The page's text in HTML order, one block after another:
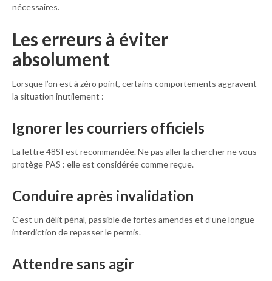
nécessaires.
Les erreurs à éviter
absolument
Lorsque l’on est à zéro point, certains comportements aggravent
la situation inutilement :
Ignorer les courriers officiels
La lettre 48SI est recommandée. Ne pas aller la chercher ne vous
protège PAS : elle est considérée comme reçue.
Conduire après invalidation
C’est un délit pénal, passible de fortes amendes et d’une longue
interdiction de repasser le permis.
Attendre sans agir